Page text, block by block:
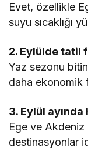
Evet, özellikle
suyu sıcaklığı
2. Eylülde tatil
Yaz sezonu
daha ekonomik
3. Eylül
Ege ve Akdeniz
destinasyonlar